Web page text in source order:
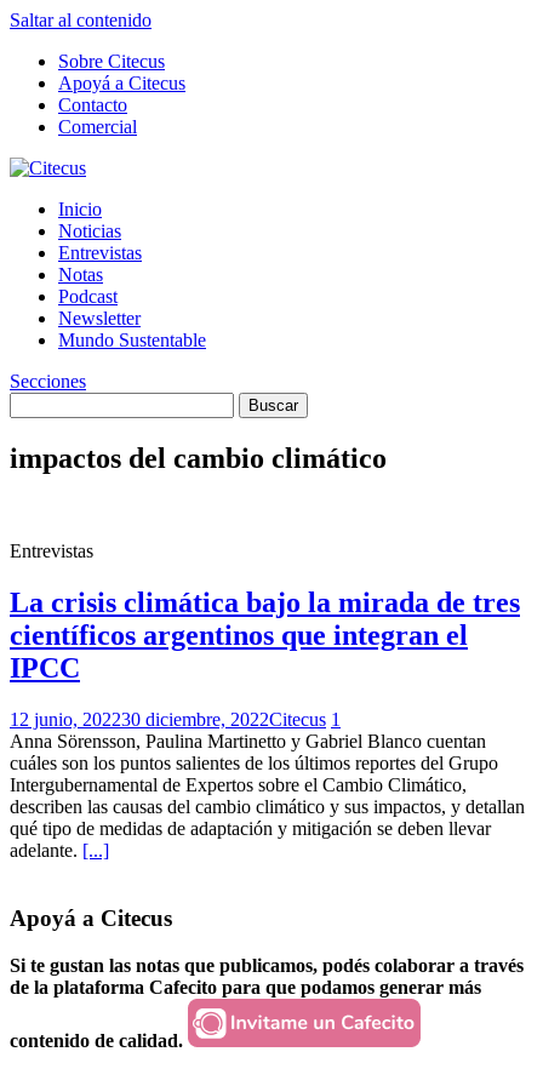
Saltar al contenido
Sobre Citecus
Apoyá a Citecus
Contacto
Comercial
Inicio
Noticias
Entrevistas
Notas
Podcast
Newsletter
Mundo Sustentable
Secciones
impactos del cambio climático
Entrevistas
La crisis climática bajo la mirada de tres
científicos argentinos que integran el
IPCC
12 junio, 202230 diciembre, 2022Citecus 1
Anna Sörensson, Paulina Martinetto y Gabriel Blanco cuentan
cuáles son los puntos salientes de los últimos reportes del Grupo
Intergubernamental de Expertos sobre el Cambio Climático,
describen las causas del cambio climático y sus impactos, y detallan
qué tipo de medidas de adaptación y mitigación se deben llevar
adelante. [...]
Apoyá a Citecus
Si te gustan las notas que publicamos, podés colaborar a través
de la plataforma Cafecito para que podamos generar más
contenido de calidad.